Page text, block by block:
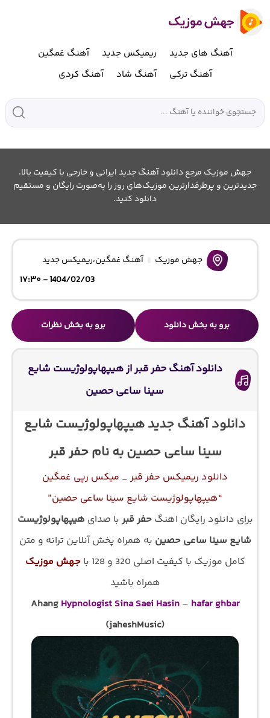
آهنگ های جدید ریمیکس جدید
آهنگ غمگین
آهنگ ترکی
آهنگ شاد آهنگ کردی
جهش موزیک مرجع دانلود آهنگ جدید ایرانی و خارجی با کیفیت بالا.
جدیدترین و پرطرفدارترین موزیک‌های روز را به‌صورت رایگان و مستقیم
دانلود کنید.
جهش موزیک آهنگ غمگین،ریمیکس جدید
1404/02/03 - ۱۷:۳۰
برو به بخش دانلود برو به بخش نظرات
دانلود آهنگ حفر قبر از هیپهاپولوژیست شایع
سینا ساعی حصین
دانلود آهنگ جدید هیپهاپولوژیست شایع
سینا ساعی حصین به نام حفر قبر
دانلود ریمیکس حفر قبر _ میکس رپی غمگین
“هیپهاپولوژیست شایع سینا ساعی حصین”
برای دانلود رایگان اهنگحفر قبر با صدای هیپهاپولوژیست
شایع سینا ساعی حصین به همراه پخش آنلاین ترانه و متن
کامل موزیک با کیفیت اصلی 320 و 128 با
جهش موزیک
همراه باشید
Ahang Hypnologist Sina Saei Hasin– hafar ghbar
(jaheshMusic)